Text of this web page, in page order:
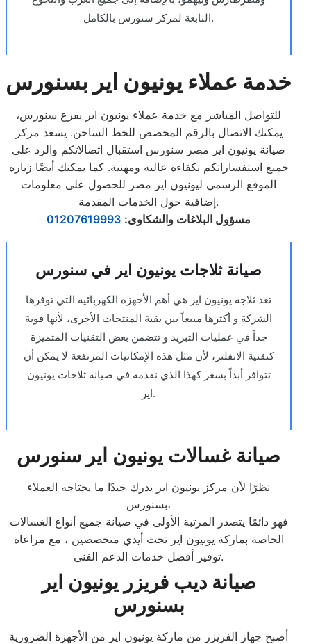
التابعة لمركز سنورس بالكامل.
خدمة عملاء يونيون اير بسنورس
للتواصل المباشر مع خدمة عملاء يونيون اير بفرع سنورس،
يمكنك الاتصال بالرقم المخصص للخط الساخن. يسعد مركز
صيانة يونيون اير مصر سنورس استقبال اتصالاتكم والرد على
جميع استفساراتكم بكفاءة عالية ومهنية. كما يمكنك أيضًا زيارة
الموقع الرسمي ليونيون اير مصر للحصول على معلومات
إضافية حول الخدمات المقدمة.
مسؤول البلاغات والشكاوى:
01207619993
صيانة ثلاجات يونيون اير في سنورس
تعد ثلاجة يونيون اير هي أهم الأجهزة الكهربائية التي توفرها
الشركة و أكثرها مبيعاً بين بقية المنتجات الأخرى، لأنها قوية
جداً في عمليات التبريد و تتضمن بعض التقنيات المتميزة
كتقنية الانفلتر، لأن مثل هذه الإمكانيات المرتفعة لا يمكن أن
تتوافر أبداً بسعر كهذا الذي نقدمه في صيانة ثلاجات يونيون
اير.
صيانة غسالات يونيون اير سنورس
نظرًا لأن مركز يونيون اير يدرك جيدًا ما يحتاجه العملاء
بسنورس،
فهو دائمًا يتصدر المرتبة الأولى في صيانة جميع أنواع الغسالات
الخاصة بماركة يونيون اير تحت أيدي متخصصين ، مع مراعاة
توفير أفضل خدمات الدعم الفنى.
صيانة ديب فريزر يونيون اير
بسنورس
أصبح جهاز الفريزر من ماركة يونيون اير من الأجهزة الضرورية